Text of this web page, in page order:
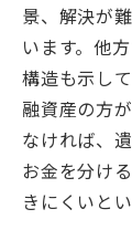
景、解決が
います。他
構造も示し
融資産の方
なければ、
お金を分け
きにくいとい